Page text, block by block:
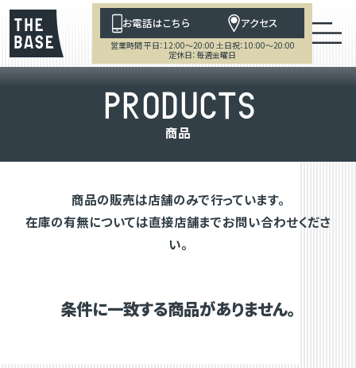
お電話はこちら アクセス
営業時間 平日：12:00～20:00 土日祝：10:00～20:00
定休日：毎週金曜日
PRODUCTS
商品
商品の販売は店舗のみで行っています。
在庫の有無については直接店舗までお問い合わせくださ
い。
条件に一致する商品がありません。